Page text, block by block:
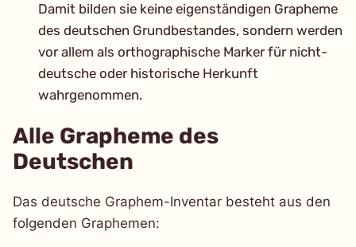
Damit bilden sie keine eigenständigen Grapheme
des deutschen Grundbestandes, sondern werden
vor allem als orthographische Marker für nicht-
deutsche oder historische Herkunft
wahrgenommen.
Alle Grapheme des
Deutschen
Das deutsche Graphem-Inventar besteht aus den
folgenden Graphemen: